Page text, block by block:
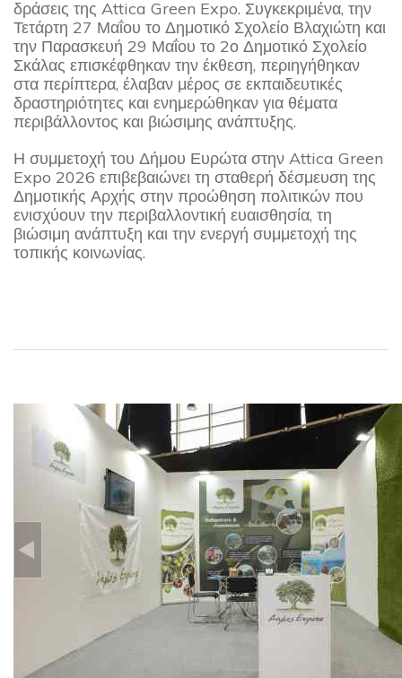
δράσεις της Attica Green Expo. Συγκεκριμένα, την
Τετάρτη 27 Μαΐου το Δημοτικό Σχολείο Βλαχιώτη και
την Παρασκευή 29 Μαΐου το 2ο Δημοτικό Σχολείο
Σκάλας επισκέφθηκαν την έκθεση, περιηγήθηκαν
στα περίπτερα, έλαβαν μέρος σε εκπαιδευτικές
δραστηριότητες και ενημερώθηκαν για θέματα
περιβάλλοντος και βιώσιμης ανάπτυξης.
Η συμμετοχή του Δήμου Ευρώτα στην Attica Green
Expo 2026 επιβεβαιώνει τη σταθερή δέσμευση της
Δημοτικής Αρχής στην προώθηση πολιτικών που
ενισχύουν την περιβαλλοντική ευαισθησία, τη
βιώσιμη ανάπτυξη και την ενεργή συμμετοχή της
τοπικής κοινωνίας.